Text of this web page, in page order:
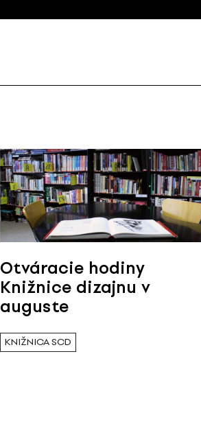
Otváracie hodiny
Knižnice dizajnu v
auguste
KNIŽNICA SCD